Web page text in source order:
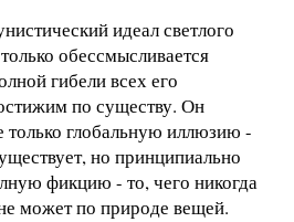
идеал светлого
обессмысливается
гибели всех его
по существу. Он
только глобальную иллюзию -
но принципиально
фикцию - то, чего никогда
может по природе вещей.